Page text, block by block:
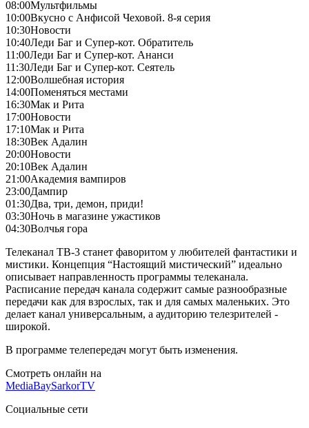
08:00Мультфильмы
10:00Вкусно с Анфисой Чеховой. 8-я серия
10:30Новости
10:40Леди Баг и Супер-кот. Обратитель
11:00Леди Баг и Супер-кот. Ананси
11:30Леди Баг и Супер-кот. Сеятель
12:00Волшебная история
14:00Поменяться местами
16:30Мак и Рита
17:00Новости
17:10Мак и Рита
18:30Век Адалин
20:00Новости
20:10Век Адалин
21:00Академия вампиров
23:00Дампир
01:30Два, три, демон, приди!
03:30Ночь в магазине ужастиков
04:30Волчья гора
Телеканал ТВ-3 станет фаворитом у любителей фантастики и
мистики. Концепция “Настоящий мистический” идеально
описывает направленность программы телеканала.
Расписание передач канала содержит самые разнообразные
передачи как для взрослых, так и для самых маленьких. Это
делает канал универсальным, а аудиторию телезрителей -
широкой.
В программе телепередач могут быть изменения.
Смотреть онлайн на
MediaBaySarkorTV
Социальные сети